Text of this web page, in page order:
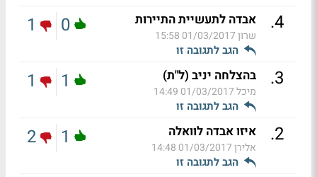
4
. אבדה לתעשיית התיירות
שרון01/03/2017 15:58
הגב לתגובה זו
0
1
3
. בהצלחה יניב (ל"ת)
מיכל01/03/2017 14:49
הגב לתגובה זו
1
1
2
. איזו אבדה לוואלה
אלירן01/03/2017 14:48
הגב לתגובה זו
1
2